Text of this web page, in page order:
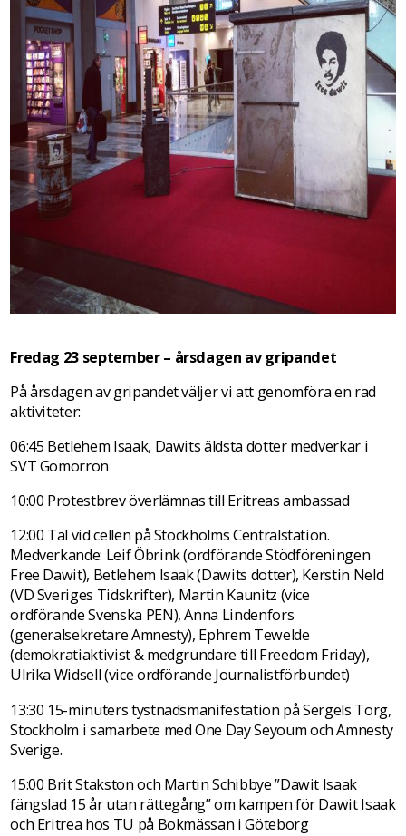
Fredag 23 september – årsdagen av gripandet
På årsdagen av gripandet väljer vi att genomföra en rad
aktiviteter:
06:45 Betlehem Isaak, Dawits äldsta dotter medverkar i
SVT Gomorron
10:00 Protestbrev överlämnas till Eritreas ambassad
12:00 Tal vid cellen på Stockholms Centralstation.
Medverkande: Leif Öbrink (ordförande Stödföreningen
Free Dawit), Betlehem Isaak (Dawits dotter), Kerstin Neld
(VD Sveriges Tidskrifter), Martin Kaunitz (vice
ordförande Svenska PEN), Anna Lindenfors
(generalsekretare Amnesty), Ephrem Tewelde
(demokratiaktivist & medgrundare till Freedom Friday),
Ulrika Widsell (vice ordförande Journalistförbundet)
13:30 15-minuters tystnadsmanifestation på Sergels Torg,
Stockholm i samarbete med One Day Seyoum och Amnesty
Sverige.
15:00 Brit Stakston och Martin Schibbye ”Dawit Isaak
fängslad 15 år utan rättegång” om kampen för Dawit Isaak
och Eritrea hos TU på Bokmässan i Göteborg